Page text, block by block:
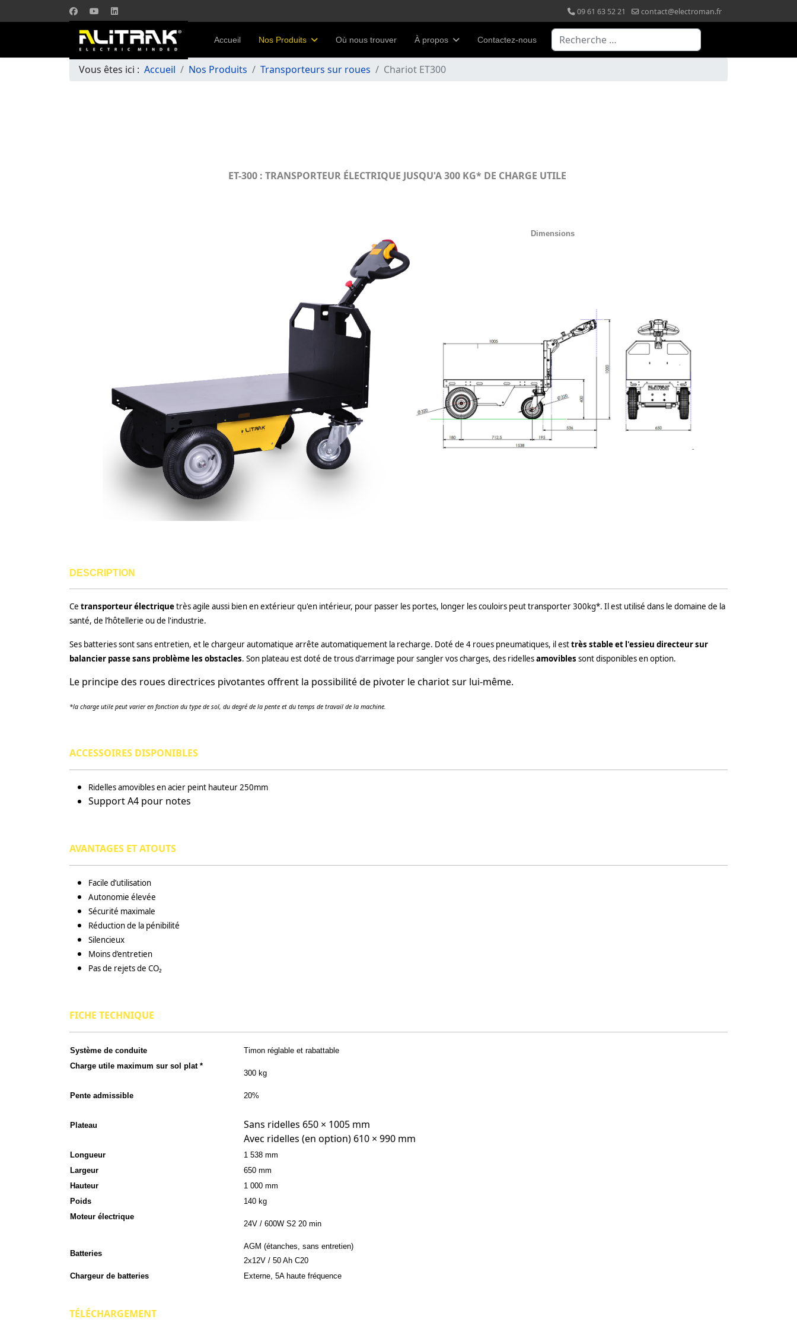
09 61 63 52 21 contact@electroman.fr
Accueil Nos Produits Où nous trouver À propos Contactez-nous Valider
Vous êtes ici : Accueil Nos Produits Transporteurs sur roues Chariot ET300
ET-300 : TRANSPORTEUR ÉLECTRIQUE JUSQU'A 300 KG* DE CHARGE UTILE
Dimensions
DESCRIPTION
Ce transporteur électriquetrès agile aussi bien en extérieur qu'en intérieur, pour passer les portes, longer les couloirs peut transporter 300kg*. Il est utilisé dans le domaine de la
santé, de l’hôtellerie ou de l'industrie.
Ses batteries sont sans entretien, et le chargeur automatique arrête automatiquement la recharge. Doté de 4 roues pneumatiques, il esttrès stable et l'essieu directeur sur
balancier passe sans problème les obstacles. Son plateau est doté de trous d'arrimage pour sangler vos charges, des ridellesamovibles sont disponibles en option.
Le principe des roues directrices pivotantes offrent la possibilité de pivoter le chariot sur lui-même.
*la charge utile peut varier en fonction du type de sol, du degré de la pente et du temps de travail de la machine.
ACCESSOIRES DISPONIBLES
Ridelles amovibles en acier peint hauteur 250mm
Support A4 pour notes
AVANTAGES ET ATOUTS
Facile d’utilisation
Autonomie élevée
Sécurité maximale
Réduction de la pénibilité
Silencieux
Moins d’entretien
Pas de rejets de CO₂
FICHE TECHNIQUE
Système de conduite
Timon réglable et rabattable
Charge utile maximum sur sol plat *
300 kg
Pente admissible 20%
Plateau
Sans ridelles 650 × 1005 mm
Avec ridelles (en option) 610 × 990 mm
Longueur
1 538 mm
Largeur
650 mm
Hauteur
1 000 mm
Poids
140 kg
Moteur électrique
24V / 600W S2 20 min
Batteries
AGM (étanches, sans entretien)
2x12V / 50 Ah C20
Chargeur de batteries
Externe, 5A haute fréquence
TÉLÉCHARGEMENT